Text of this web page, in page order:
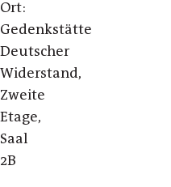
Ort:
Gedenkstätte
Deutscher
Widerstand,
Zweite
Etage,
Saal
2B